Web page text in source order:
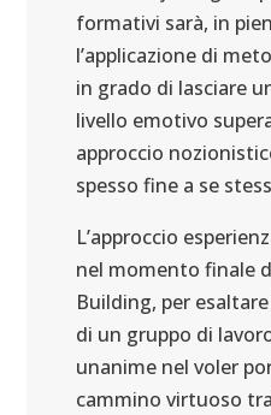
formativi sarà, in
l’applicazione di
in grado di lasciare
livello emotivo
approccio
spesso fine a se
L’approccio
nel momento finale
Building, per
di un gruppo di
unanime nel voler
cammino virtuoso